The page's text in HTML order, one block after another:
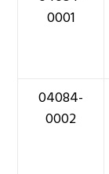
0001
04084-
0002